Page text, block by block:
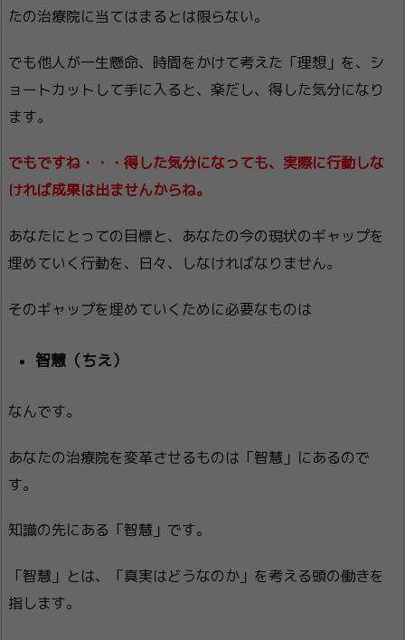
たの治療院に当てはまるとは限らない。
でも他人が一生懸命、時間をかけて考えた「理想」を、シ
ョートカットして手に入ると、楽だし、得した気分になり
ます。
でもですね・・・得した気分になっても、実際に行動しな
ければ成果は出ませんからね。
あなたにとっての目標と、あなたの今の現状のギャップを
埋めていく行動を、日々、しなければなりません。
そのギャップを埋めていくために必要なものは
智慧（ちえ）
なんです。
あなたの治療院を変革させるものは「智慧」にあるので
す。
知識の先にある「智慧」です。
「智慧」とは、「真実はどうなのか」を考える頭の働きを
指します。